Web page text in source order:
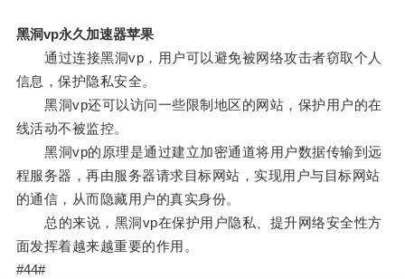
黑洞vp永久加速器苹果
通过连接黑洞vp，用户可以避免被网络攻击者窃取个人
信息，保护隐私安全。
黑洞vp还可以访问一些限制地区的网站，保护用户的在
线活动不被监控。
黑洞vp的原理是通过建立加密通道将用户数据传输到远
程服务器，再由服务器请求目标网站，实现用户与目标网站
的通信，从而隐藏用户的真实身份。
总的来说，黑洞vp在保护用户隐私、提升网络安全性方
面发挥着越来越重要的作用。
#44#